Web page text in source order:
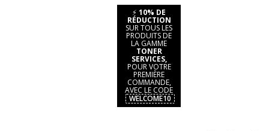
⚡ 10% DE
RÉDUCTION
SUR TOUS LES
PRODUITS DE
LA GAMME
TONER
SERVICES,
POUR VOTRE
PREMIÈRE
COMMANDE,
AVEC LE CODE
WELCOME10